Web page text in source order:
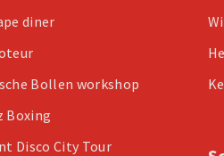
diner
Bollen workshop
Boxing
Disco City Tour